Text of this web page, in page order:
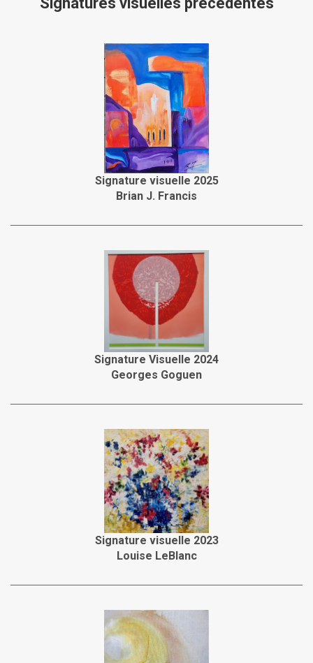
Signature visuelle 2025
Brian J. Francis
Signature Visuelle 2024
Georges Goguen
Signature visuelle 2023
Louise LeBlanc